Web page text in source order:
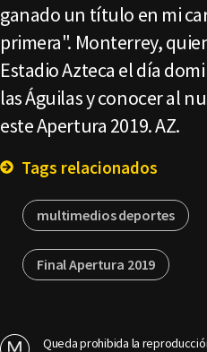
ganado un título en mi
primera". Monterrey,
Estadio Azteca el día
las Águilas y conocer al
este Apertura 2019. AZ.
Tags relacionados
multimedios deportes
Final Apertura 2019
Queda prohibida la